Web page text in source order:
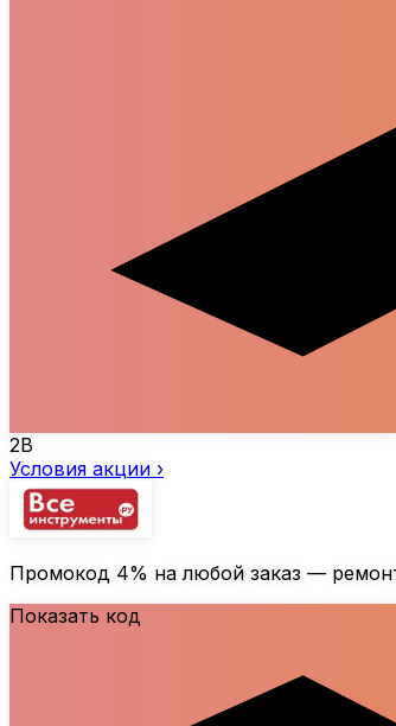
2B
Условия акции ›
Промокод 4% на любой заказ —
Показать код